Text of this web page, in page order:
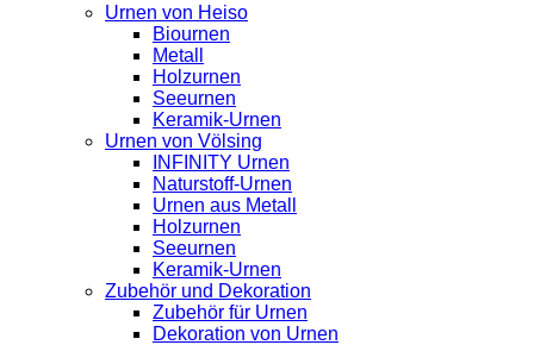
Urnen von Heiso
Biournen
Metall
Holzurnen
Seeurnen
Keramik-Urnen
Urnen von Völsing
INFINITY Urnen
Naturstoff-Urnen
Urnen aus Metall
Holzurnen
Seeurnen
Keramik-Urnen
Zubehör und Dekoration
Zubehör für Urnen
Dekoration von Urnen